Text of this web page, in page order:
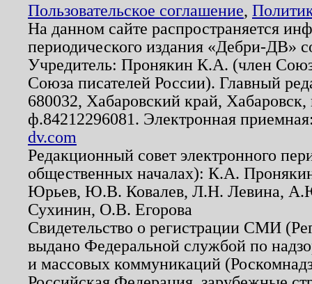
Пользовательское соглашение,
На данном сайте распространяется
периодического издания «Дебри-ДВ»
Учредитель: Пронякин К.А. (член
Союза писателей России). Главный
680032, Хабаровский край,
ф.84212296081. Электронная
dv.com
Редакционный совет электронного
общественных началах): К.А.
Юрьев, Ю.В. Ковалев, Л.Н. Левина,
Сухинин, О.В. Егорова
Свидетельство о регистрации СМИ
выдано Федеральной службой по
и массовых коммуникаций